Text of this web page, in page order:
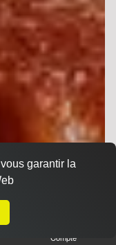
Compte
garantir la